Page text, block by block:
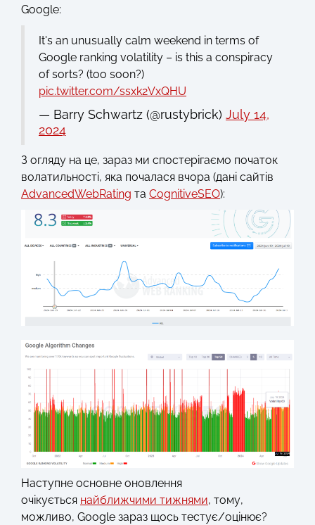
Google:
It's an unusually calm weekend in terms of
Google ranking volatility – is this a conspiracy
of sorts? (too soon?)
pic.twitter.com/ssxk2VxQHU
— Barry Schwartz (@rustybrick) July 14,
2024
З огляду на це, зараз ми спостерігаємо початок
волатильності, яка почалася вчора (дані сайтів
AdvancedWebRating та CognitiveSEO):
Наступне основне оновлення
очікується найближчими тижнями, тому,
можливо, Google зараз щось тестує/оцінює?